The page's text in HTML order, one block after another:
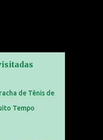
de Tênis de
Tempo